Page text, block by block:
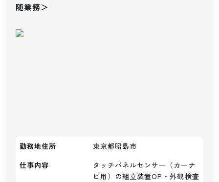
随業務＞
勤務地住所
東京都昭島市
仕事内容
タッチパネルセンサー（カーナ
ビ用）の組立装置OP・外観検査